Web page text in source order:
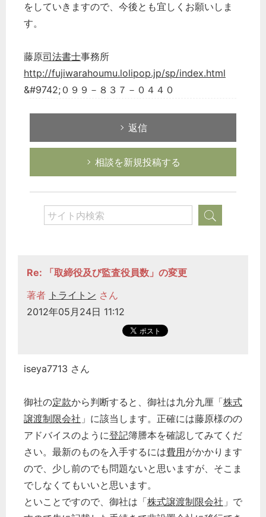
をしていきますので、今後とも宜しくお願いしま
す。
藤原司法書士事務所
http://fujiwarahoumu.lolipop.jp/sp/index.html
&#9742;０９９－８３７－０４４０
返信
相談を新規投稿する
Re: 「取締役及び監査役員数」の変更
著者 トライトン さん
2012年05月24日 11:12
iseya7713 さん
御社の定款から判断すると、御社は九分九厘「株式
譲渡制限会社 」に該当します。正確には藤原様のの
アドバイスのように登記簿謄本を確認してみてくだ
さい。最新のものを入手するには費用がかかります
ので、少し前のでも問題ないと思いますが、そこま
でしなくてもいいと思います。
といことですので、御社は「株式譲渡制限会社 」で